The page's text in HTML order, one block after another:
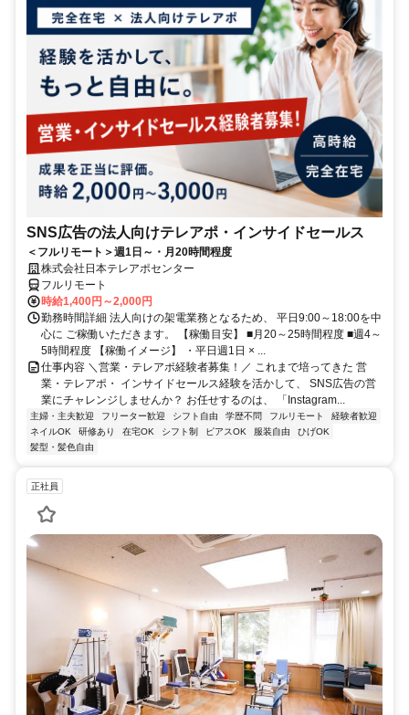
SNS広告の法人向けテレアポ・インサイドセールス
＜フルリモート＞週1日～・月20時間程度
株式会社日本テレアポセンター
フルリモート
時給1,400円～2,000円
勤務時間詳細 法人向けの架電業務となるため、 平日9:00～18:00を中
心に ご稼働いただきます。 【稼働目安】 ■月20～25時間程度 ■週4～
5時間程度 【稼働イメージ】 ・平日週1日 × ...
仕事内容 ＼営業・テレアポ経験者募集！／ これまで培ってきた 営
業・テレアポ・ インサイドセールス経験を活かして、 SNS広告の営
業にチャレンジしませんか？ お任せするのは、 「Instagram...
主婦・主夫歓迎 フリーター歓迎 シフト自由 学歴不問 フルリモート
経験者歓迎
ネイルOK
研修あり 在宅OK シフト制 ピアスOK 服装自由
ひげOK
髪型・髪色自由
正社員